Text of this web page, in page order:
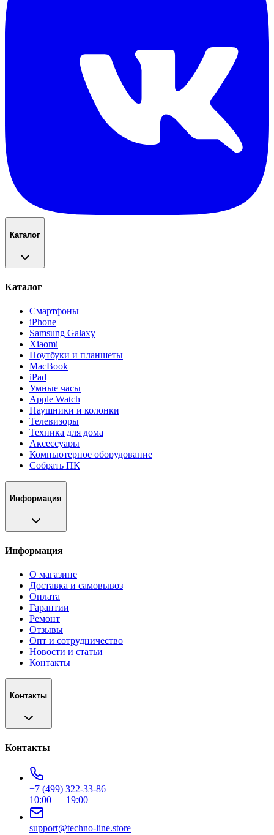
Каталог
Каталог
Смартфоны
iPhone
Samsung Galaxy
Xiaomi
Ноутбуки и планшеты
MacBook
iPad
Умные часы
Apple Watch
Наушники и колонки
Телевизоры
Техника для дома
Аксессуары
Компьютерное оборудование
Собрать ПК
Информация
Информация
О магазине
Доставка и самовывоз
Оплата
Гарантии
Ремонт
Отзывы
Опт и сотрудничество
Новости и статьи
Контакты
Контакты
Контакты
+7 (499) 322-33-86
10:00 — 19:00
support@techno-line.store